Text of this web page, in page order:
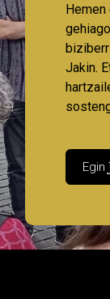
Hemen
Jakin.
Egin